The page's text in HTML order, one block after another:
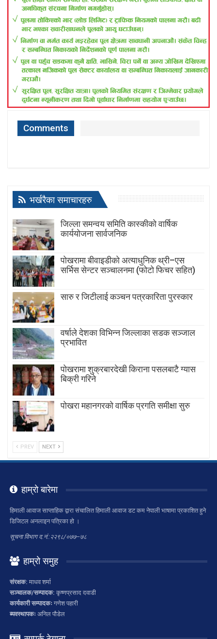
Comments
भर्खरैका समाचारहरु
जिल्ला समन्वय समिति कास्कीको वार्षिक
कार्ययोजना सार्वजनिक
पोखरामा बीवाइडीको अत्याधुनिक थ्री–एस
सर्भिस सेन्टर सञ्चालनमा (फोटो फिचर सहित)
सारु र जिटीलाई कञ्चन पत्रकारिता पुरस्कार
वर्षाले देशका विभिन्न जिल्लाका सडक सञ्जाल
प्रभावित
पोखरामा शुक्रबारदेखी किराना पसलबाटै ग्यास
बिक्री गरिने
पोखरा महानगरको वार्षिक प्रगति समीक्षा सुरु
PREV NEXT
हाम्रो बारेमा
हिमाली आवाज साप्ताहिक द्वारा संचालित हिमाली आवाज डट कम नेपाली भाषामा प्रकाशित हुने
डिजिटल अनलाइन पत्रिका हो ।
सूचना विभाग द.नं.:२२९८/०७७–७८
हाम्रो समुह
संरक्षक: माधव शर्मा
सञ्चालक/सम्पादक: कृष्णप्रसाद दवाडी
कार्यकारी सम्पादकः गणेश पहारी
ब्यवस्थापकः अनिल पौडेल